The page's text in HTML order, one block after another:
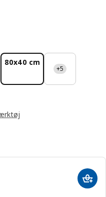
80x40 cm
+5
Læg i